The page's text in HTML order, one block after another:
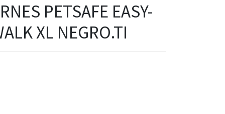
PETSAFE EASY-
XL NEGRO.TI